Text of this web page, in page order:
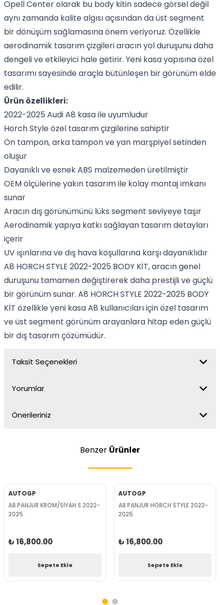
Opell Center olarak bu body kitin sadece görsel değil
aynı zamanda kalite algısı açısından da üst segment
bir dönüşüm sağlamasına önem veriyoruz. Özellikle
aerodinamik tasarım çizgileri aracın yol duruşunu daha
dengeli ve etkileyici hale getirir. Yeni kasa yapısına özel
tasarımı sayesinde araçla bütünleşen bir görünüm elde
edilir.
Ürün özellikleri:
2022-2025 Audi A8 kasa ile uyumludur
Horch Style özel tasarım çizgilerine sahiptir
Ön tampon, arka tampon ve yan marşpiyel setinden
oluşur
Dayanıklı ve esnek ABS malzemeden üretilmiştir
OEM ölçülerine yakın tasarım ile kolay montaj imkanı
sunar
Aracın dış görünümünü lüks segment seviyeye taşır
Aerodinamik yapıya katkı sağlayan tasarım detayları
içerir
UV ışınlarına ve dış hava koşullarına karşı dayanıklıdır
A8 HORCH STYLE 2022-2025 BODY KİT, aracın genel
duruşunu tamamen değiştirerek daha prestijli ve güçlü
bir görünüm sunar. A8 HORCH STYLE 2022-2025 BODY
KİT özellikle yeni kasa A8 kullanıcıları için özel tasarım
ve üst segment görünüm arayanlara hitap eden güçlü
bir dış tasarım çözümüdür.
Taksit Seçenekleri
Yorumlar
Önerileriniz
Benzer Ürünler
AUTOGP
A8 PANJUR KROM/SİYAH S 2022-
2025
₺ 16,800.00
Sepete Ekle
AUTOGP
A8 PANJUR HORCH STYLE 2022-
2025
₺ 16,800.00
Sepete Ekle